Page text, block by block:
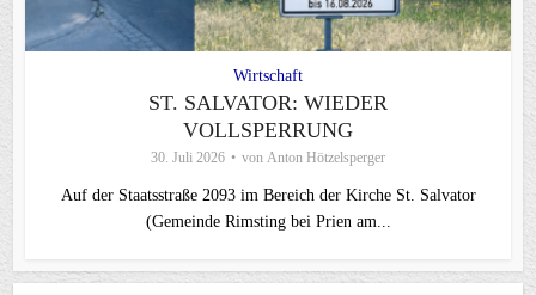
Wirtschaft
ST. SALVATOR: WIEDER
VOLLSPERRUNG
30. Juli 2026 von Anton Hötzelsperger
Auf der Staatsstraße 2093 im Bereich der Kirche St. Salvator
(Gemeinde Rimsting bei Prien am...